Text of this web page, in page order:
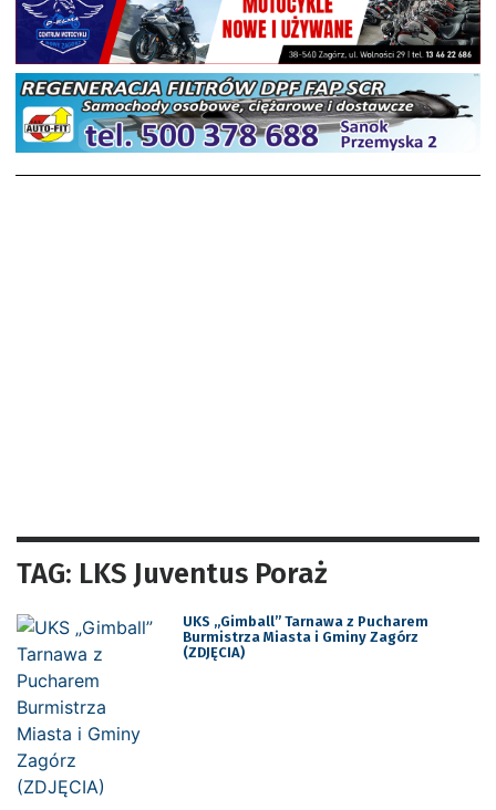
TAG: LKS Juventus Poraż
UKS „Gimball” Tarnawa z Pucharem
Burmistrza Miasta i Gminy Zagórz
(ZDJĘCIA)